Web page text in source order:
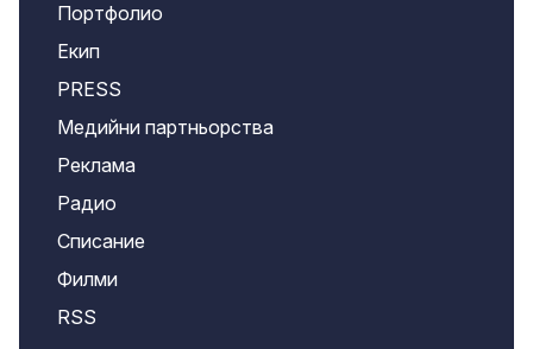
Портфолио
Екип
PRESS
Медийни партньорства
Реклама
Радио
Списание
Филми
RSS